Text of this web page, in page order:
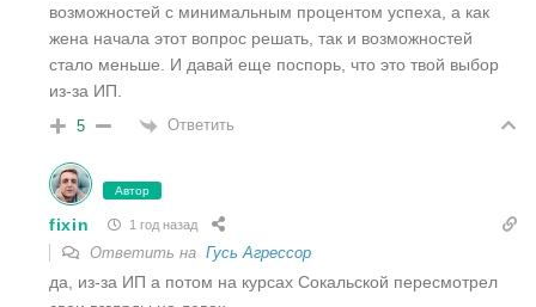
возможностей с минимальным процентом успеха, а как
жена начала этот вопрос решать, так и возможностей
стало меньше. И давай еще поспорь, что это твой выбор
из-за ИП.
5 Ответить
Автор
fixin 1 год назад
Ответить на Гусь Агрессор
да, из-за ИП а потом на курсах Сокальской пересмотрел